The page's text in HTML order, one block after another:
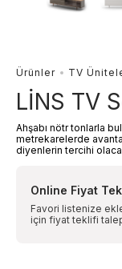
Ürünler TV
LİNS TV
Ahşabı nötr tonlarla
metrekarelerde
diyenlerin tercihi
Online Fiyat
Favori listenize
için fiyat teklifi